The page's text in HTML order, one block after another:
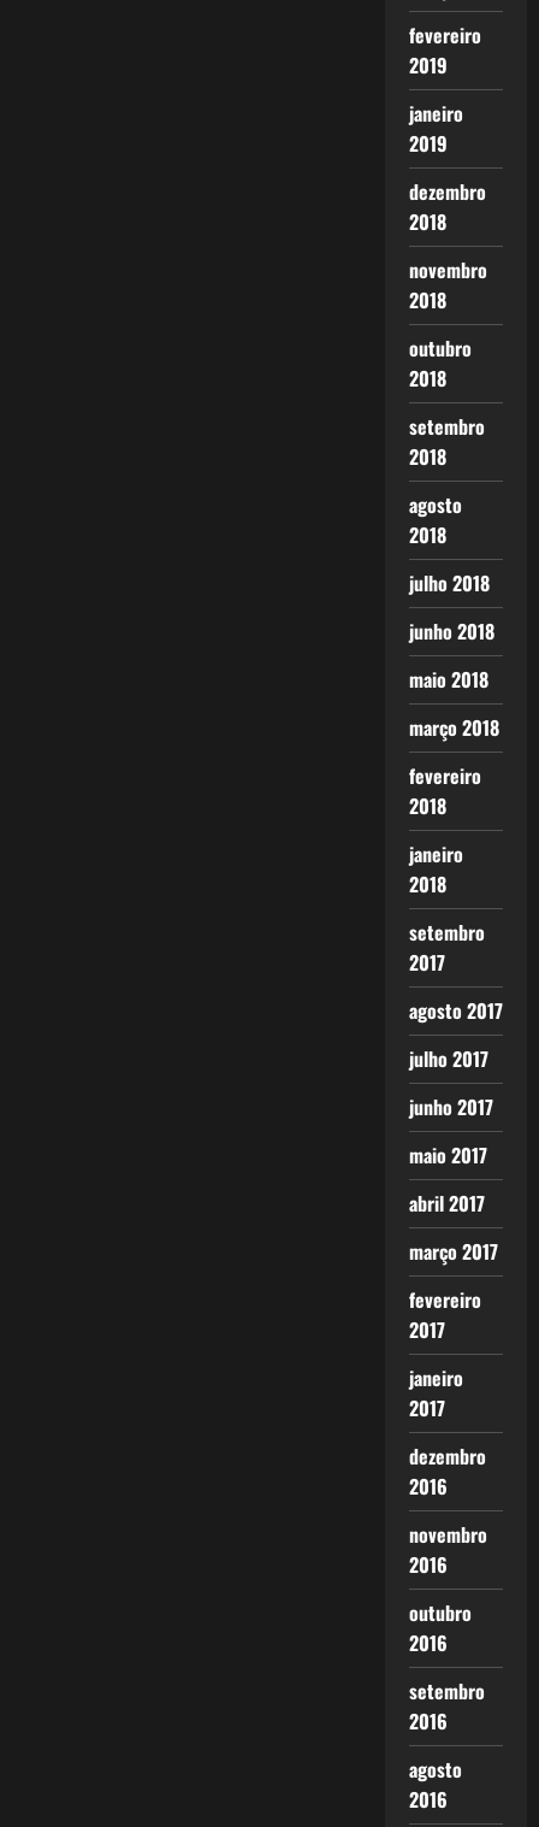
fevereiro
2019
janeiro
2019
dezembro
2018
novembro
2018
outubro
2018
setembro
2018
agosto
2018
julho 2018
junho 2018
maio 2018
março 2018
fevereiro
2018
janeiro
2018
setembro
2017
agosto 2017
julho 2017
junho 2017
maio 2017
abril 2017
março 2017
fevereiro
2017
janeiro
2017
dezembro
2016
novembro
2016
outubro
2016
setembro
2016
agosto
2016